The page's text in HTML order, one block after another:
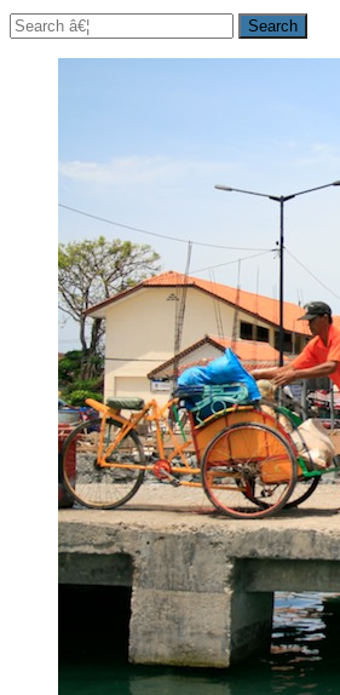
Search
for: